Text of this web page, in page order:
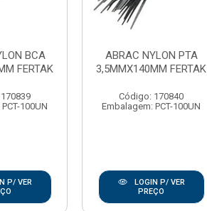
BCA
FERTAK
100UN
P/ VER
ABRAC NYLON PTA
3,5MMX140MM FERTAK
Código: 170840
Embalagem: PCT-100UN
LOGIN P/ VER
PREÇO